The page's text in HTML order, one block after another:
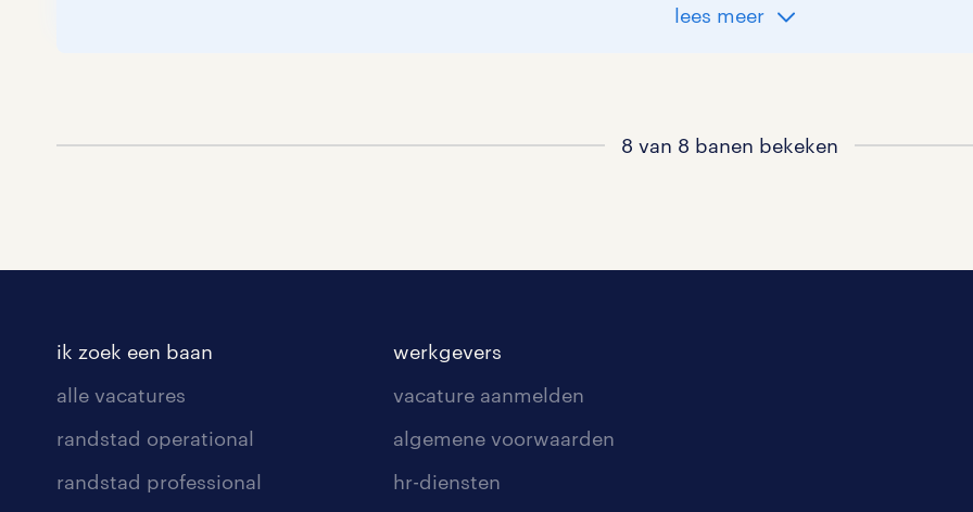
lees meer
8 van 8 banen bekeken
ik zoek een baan
alle vacatures
randstad operational
randstad professional
werkgevers
vacature aanmelden
algemene voorwaarden
hr-diensten